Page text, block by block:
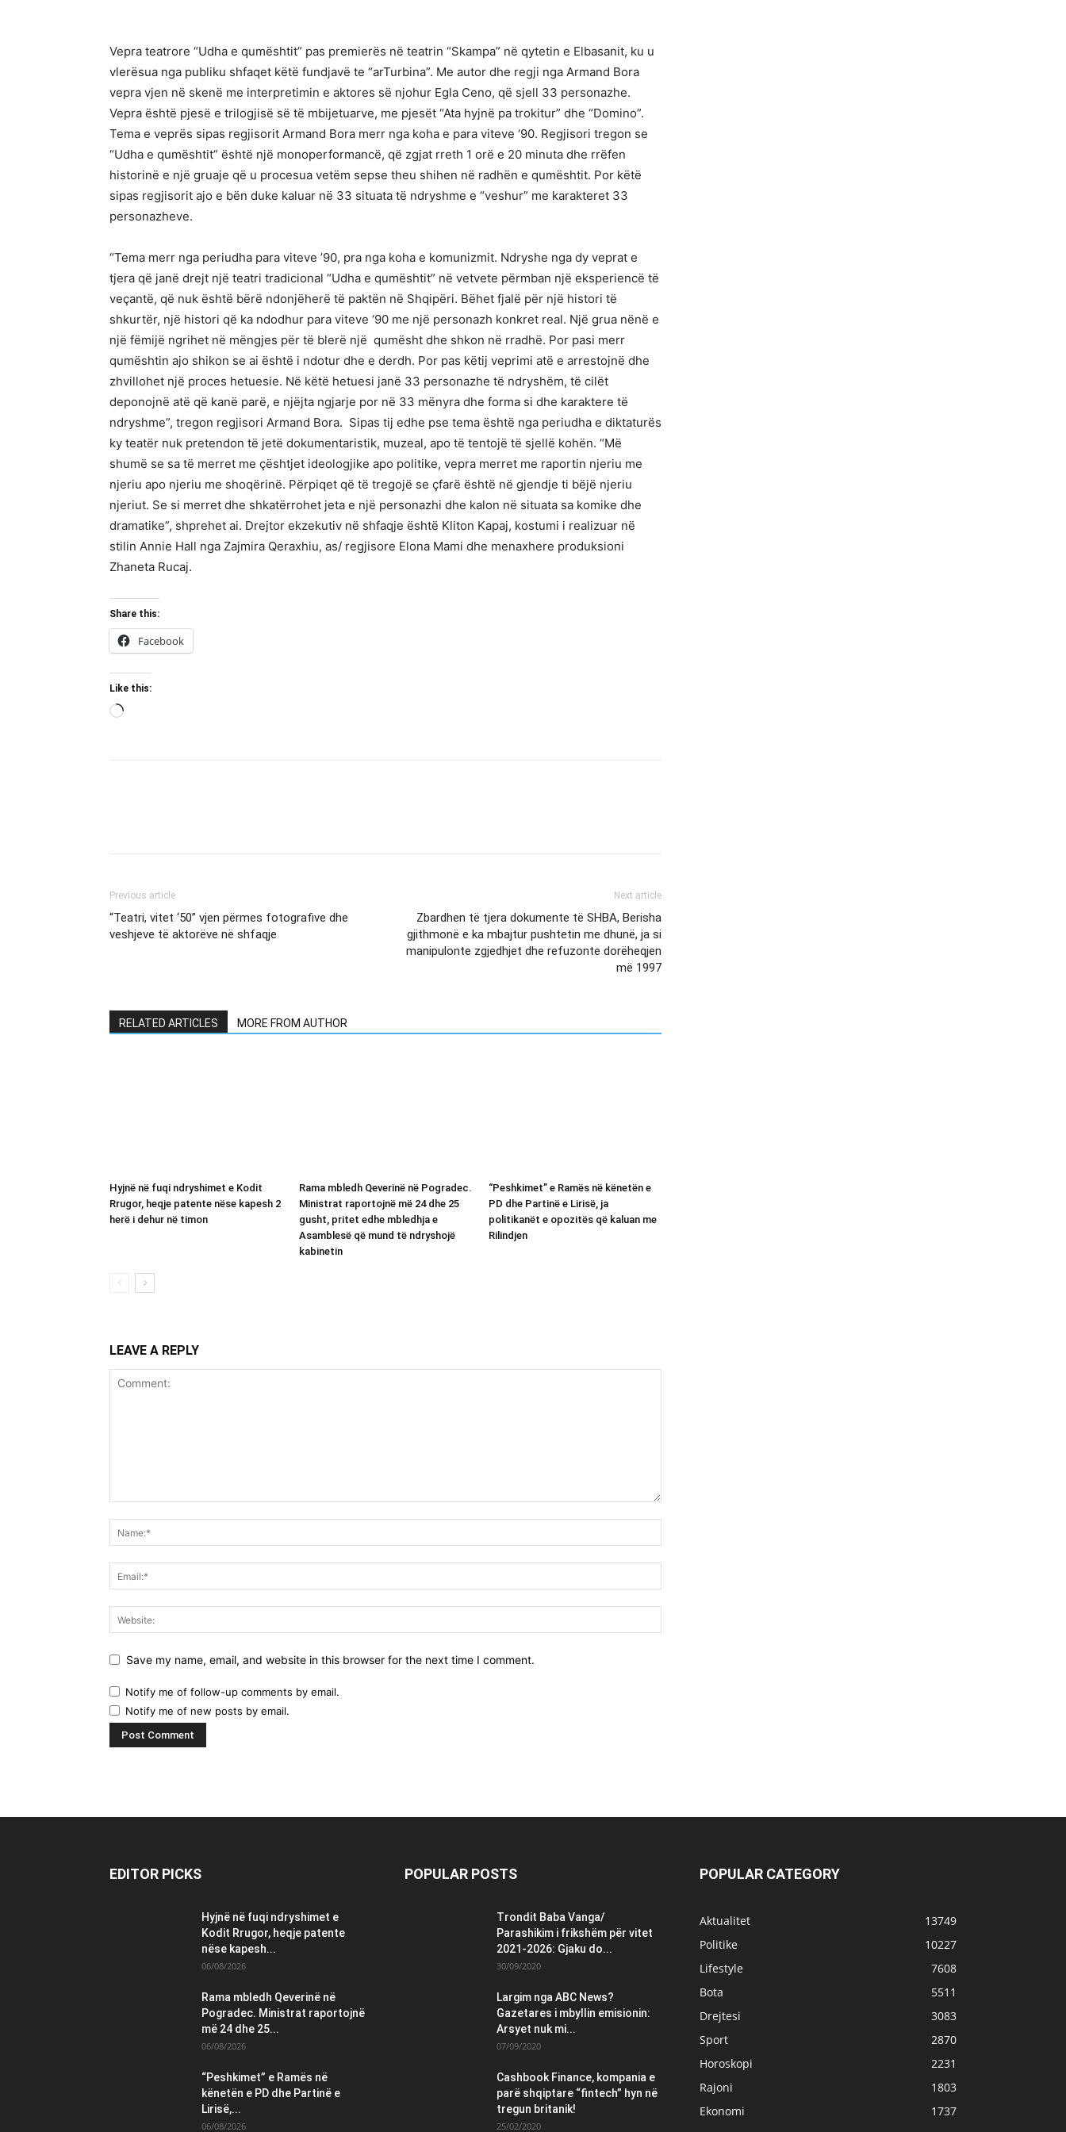
Vepra teatrore “Udha e qumështit” pas premierës në teatrin “Skampa” në qytetin e Elbasanit, ku u
vlerësua nga publiku shfaqet këtë fundjavë te “arTurbina”. Me autor dhe regji nga Armand Bora
vepra vjen në skenë me interpretimin e aktores së njohur Egla Ceno, që sjell 33 personazhe.
Vepra është pjesë e trilogjisë së të mbijetuarve, me pjesët “Ata hyjnë pa trokitur” dhe “Domino”.
Tema e veprës sipas regjisorit Armand Bora merr nga koha e para viteve ‘90. Regjisori tregon se
“Udha e qumështit” është një monoperformancë, që zgjat rreth 1 orë e 20 minuta dhe rrëfen
historinë e një gruaje që u procesua vetëm sepse theu shihen në radhën e qumështit. Por këtë
sipas regjisorit ajo e bën duke kaluar në 33 situata të ndryshme e “veshur” me karakteret 33
personazheve.
“Tema merr nga periudha para viteve ’90, pra nga koha e komunizmit. Ndryshe nga dy veprat e
tjera që janë drejt një teatri tradicional “Udha e qumështit” në vetvete përmban një eksperiencë të
veçantë, që nuk është bërë ndonjëherë të paktën në Shqipëri. Bëhet fjalë për një histori të
shkurtër, një histori që ka ndodhur para viteve ‘90 me një personazh konkret real. Një grua nënë e
një fëmijë ngrihet në mëngjes për të blerë një qumësht dhe shkon në rradhë. Por pasi merr
qumështin ajo shikon se ai është i ndotur dhe e derdh. Por pas këtij veprimi atë e arrestojnë dhe
zhvillohet një proces hetuesie. Në këtë hetuesi janë 33 personazhe të ndryshëm, të cilët
deponojnë atë që kanë parë, e njëjta ngjarje por në 33 mënyra dhe forma si dhe karaktere të
ndryshme”, tregon regjisori Armand Bora. Sipas tij edhe pse tema është nga periudha e diktaturës
ky teatër nuk pretendon të jetë dokumentaristik, muzeal, apo të tentojë të sjellë kohën. “Më
shumë se sa të merret me çështjet ideologjike apo politike, vepra merret me raportin njeriu me
njeriu apo njeriu me shoqërinë. Përpiqet që të tregojë se çfarë është në gjendje ti bëjë njeriu
njeriut. Se si merret dhe shkatërrohet jeta e një personazhi dhe kalon në situata sa komike dhe
dramatike”, shprehet ai. Drejtor ekzekutiv në shfaqje është Kliton Kapaj, kostumi i realizuar në
stilin Annie Hall nga Zajmira Qeraxhiu, as/ regjisore Elona Mami dhe menaxhere produksioni
Zhaneta Rucaj.
Share this:
Facebook
Like this:
Previous article
“Teatri, vitet ‘50” vjen përmes fotografive dhe
veshjeve të aktorëve në shfaqje
Next article
Zbardhen të tjera dokumente të SHBA, Berisha
gjithmonë e ka mbajtur pushtetin me dhunë, ja si
manipulonte zgjedhjet dhe refuzonte dorëheqjen
më 1997
RELATED ARTICLES MORE FROM AUTHOR
Hyjnë në fuqi ndryshimet e Kodit
Rrugor, heqje patente nëse kapesh 2
herë i dehur në timon
Rama mbledh Qeverinë në Pogradec.
Ministrat raportojnë më 24 dhe 25
gusht, pritet edhe mbledhja e
Asamblesë që mund të ndryshojë
kabinetin
“Peshkimet” e Ramës në kënetën e
PD dhe Partinë e Lirisë, ja
politikanët e opozitës që kaluan me
Rilindjen
LEAVE A REPLY
Save my name, email, and website in this browser for the next time I comment.
Notify me of follow-up comments by email.
Notify me of new posts by email.
EDITOR PICKS
Hyjnë në fuqi ndryshimet e
Kodit Rrugor, heqje patente
nëse kapesh...
06/08/2026
Rama mbledh Qeverinë në
Pogradec. Ministrat raportojnë
më 24 dhe 25...
06/08/2026
“Peshkimet” e Ramës në
kënetën e PD dhe Partinë e
Lirisë,...
06/08/2026
POPULAR POSTS
Trondit Baba Vanga/
Parashikim i frikshëm për vitet
2021-2026: Gjaku do...
30/09/2020
Largim nga ABC News?
Gazetares i mbyllin emisionin:
Arsyet nuk mi...
07/09/2020
Cashbook Finance, kompania e
parë shqiptare “fintech” hyn në
tregun britanik!
25/02/2020
POPULAR CATEGORY
Aktualitet
13749
Politike
10227
Lifestyle
7608
Bota
5511
Drejtesi
3083
Sport
2870
Horoskopi
2231
Rajoni
1803
Ekonomi
1737